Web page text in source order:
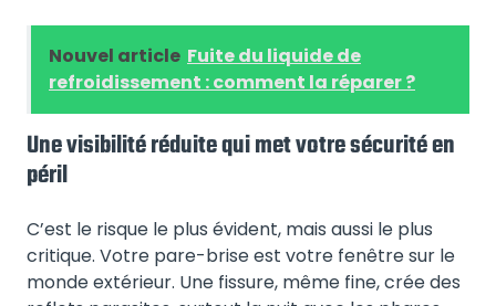
Nouvel article Fuite du liquide de
refroidissement : comment la réparer ?
Une visibilité réduite qui met votre sécurité en
péril
C’est le risque le plus évident, mais aussi le plus
critique. Votre pare-brise est votre fenêtre sur le
monde extérieur. Une fissure, même fine, crée des